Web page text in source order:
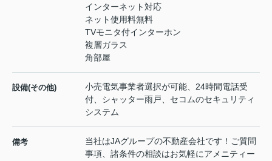
インターネット対応
ネット使用料無料
TVモニタ付インターホン
複層ガラス
角部屋
設備(その他)
小売電気事業者選択が可能、24時間電話受
付、シャッター雨戸、セコムのセキュリティ
システム
備考
当社はJAグループの不動産会社です！ご質問
事項、諸条件の相談はお気軽にアメニティー